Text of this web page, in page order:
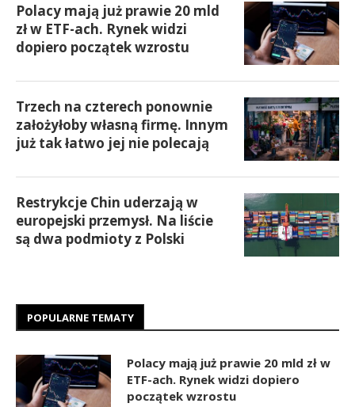
Polacy mają już prawie 20 mld
zł w ETF-ach. Rynek widzi
dopiero początek wzrostu
Trzech na czterech ponownie
założyłoby własną firmę. Innym
już tak łatwo jej nie polecają
Restrykcje Chin uderzają w
europejski przemysł. Na liście
są dwa podmioty z Polski
POPULARNE TEMATY
Polacy mają już prawie 20 mld zł w
ETF-ach. Rynek widzi dopiero
początek wzrostu